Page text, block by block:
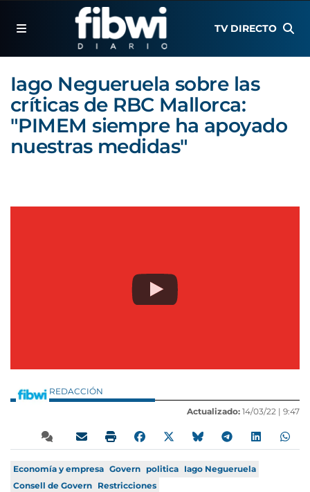
TV DIRECTO
Iago Negueruela sobre las
críticas de RBC Mallorca:
"PIMEM siempre ha apoyado
nuestras medidas"
REDACCIÓN
Actualizado: 14/03/22 | 9:47
Economía y empresa Govern politica Iago Negueruela
Consell de Govern Restricciones